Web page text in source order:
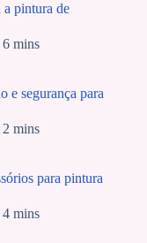
a pintura de
6 mins
e segurança para
2 mins
para pintura
4 mins